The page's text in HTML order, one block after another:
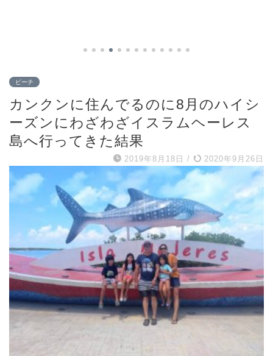
ビーチ
カンクンに住んでるのに8月のハイシ
ーズンにわざわざイスラムヘーレス
島へ行ってきた結果
2019年8月18日 / 2020年9月26日